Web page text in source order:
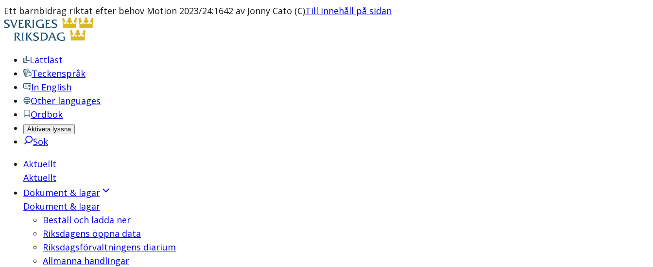
Ett barnbidrag riktat efter behov Motion 2023/24:1642 av Jonny Cato (C)Till innehåll på sidan
Lättläst
Teckenspråk
In English
Other languages
Ordbok
Aktivera lyssna
Sök
Aktuellt
Aktuellt
Dokument & lagar
Dokument & lagar
Beställ och ladda ner
Riksdagens öppna data
Riksdagsförvaltningens diarium
Allmänna handlingar